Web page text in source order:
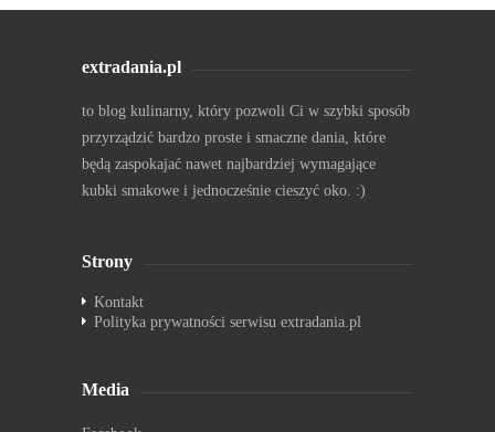
extradania.pl
to blog kulinarny, który pozwoli Ci w szybki sposób
przyrządzić bardzo proste i smaczne dania, które
będą zaspokajać nawet najbardziej wymagające
kubki smakowe i jednocześnie cieszyć oko. :)
Strony
Kontakt
Polityka prywatności serwisu extradania.pl
Media